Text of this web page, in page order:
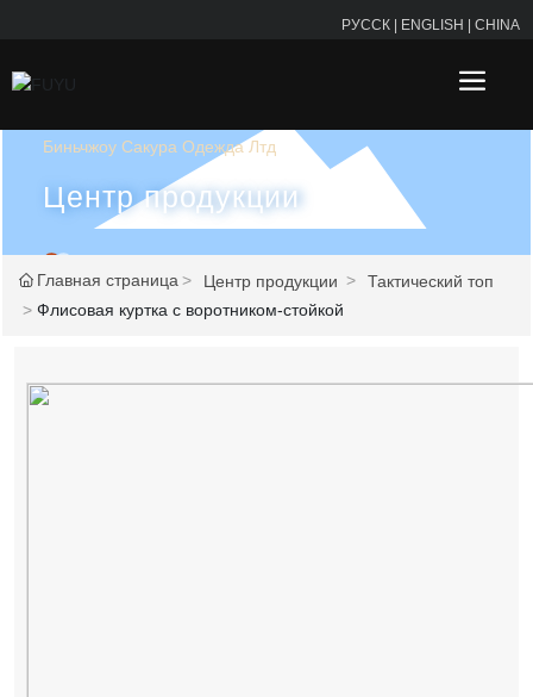
РУССК| ENGLISH CHINA
Центр продукции
Биньчжоу Сакура Одежда Лтд
Главная страница Центр продукции
Тактический топ
Флисовая куртка с воротником-стойкой